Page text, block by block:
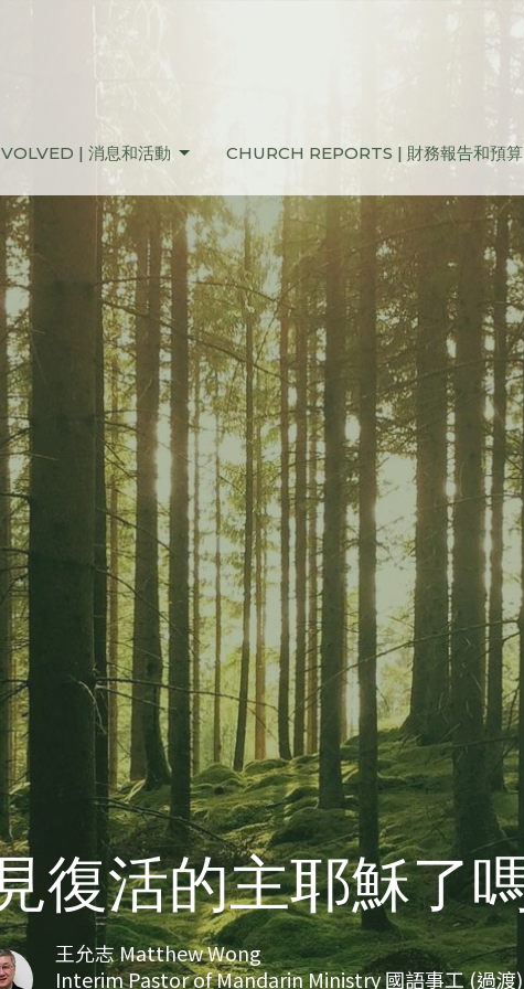
| 消息和活動 CHURCH REPORTS | 財務報告和預算
復活的主耶穌了
王允志 Matthew Wong
Interim Pastor of Mandarin Ministry 國語事工 (過渡)